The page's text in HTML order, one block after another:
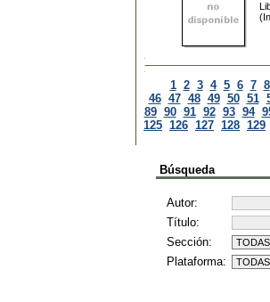
1 2 3 4 5 6 7 8
46 47 48 49 50 51
89 90 91 92 93 94
125 126 127 128 129
Búsqueda
Autor:
Título:
Sección:
Plataforma: